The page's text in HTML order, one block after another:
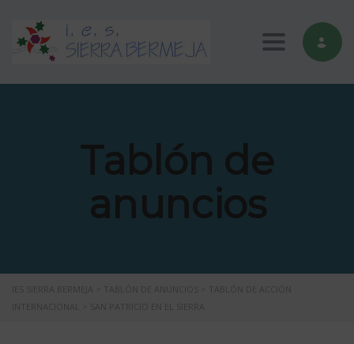
Toggle
Tablón de
anuncios